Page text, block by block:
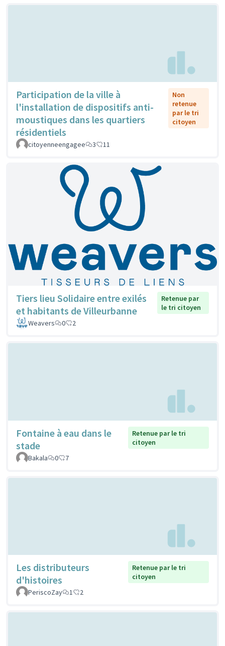
Participation de la ville à
l'installation de dispositifs anti-
moustiques dans les quartiers
résidentiels
Non
retenue
par le tri
citoyen
citoyenneengagee 3 11
Tiers lieu Solidaire entre exilés
et habitants de Villeurbanne
Retenue par
le tri citoyen
Weavers
0 2
Fontaine à eau dans le
stade
Retenue par le tri
citoyen
Bakala
0 7
Les distributeurs
d'histoires
Retenue par le tri
citoyen
PeriscoZay
1 2